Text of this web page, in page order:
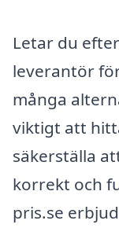
Letar du
leverantör
många
viktigt att
säkerställa
korrekt och
pris.se